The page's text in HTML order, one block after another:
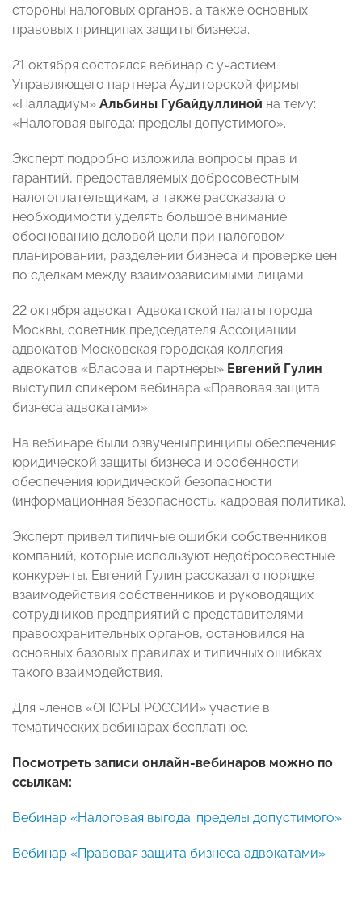
стороны налоговых органов, а также основных
правовых принципах защиты бизнеса.
21 октября состоялся вебинар с участием
Управляющего партнера Аудиторской фирмы
«Палладиум» Альбины Губайдуллиной на тему:
«Налоговая выгода: пределы допустимого».
Эксперт подробно изложила вопросы прав и
гарантий, предоставляемых добросовестным
налогоплательщикам, а также рассказала о
необходимости уделять большое внимание
обоснованию деловой цели при налоговом
планировании, разделении бизнеса и проверке цен
по сделкам между взаимозависимыми лицами.
22 октября адвокат Адвокатской палаты города
Москвы, советник председателя Ассоциации
адвокатов Московская городская коллегия
адвокатов «Власова и партнеры» Евгений Гулин
выступил спикером вебинара «Правовая защита
бизнеса адвокатами».
На вебинаре были озвученыпринципы обеспечения
юридической защиты бизнеса и особенности
обеспечения юридической безопасности
(информационная безопасность, кадровая политика).
Эксперт привел типичные ошибки собственников
компаний, которые используют недобросовестные
конкуренты. Евгений Гулин рассказал о порядке
взаимодействия собственников и руководящих
сотрудников предприятий с представителями
правоохранительных органов, остановился на
основных базовых правилах и типичных ошибках
такого взаимодействия.
Для членов «ОПОРЫ РОССИИ» участие в
тематических вебинарах бесплатное.
Посмотреть записи онлайн-вебинаров можно по
ссылкам:
Вебинар «Налоговая выгода: пределы допустимого»
Вебинар «Правовая защита бизнеса адвокатами»